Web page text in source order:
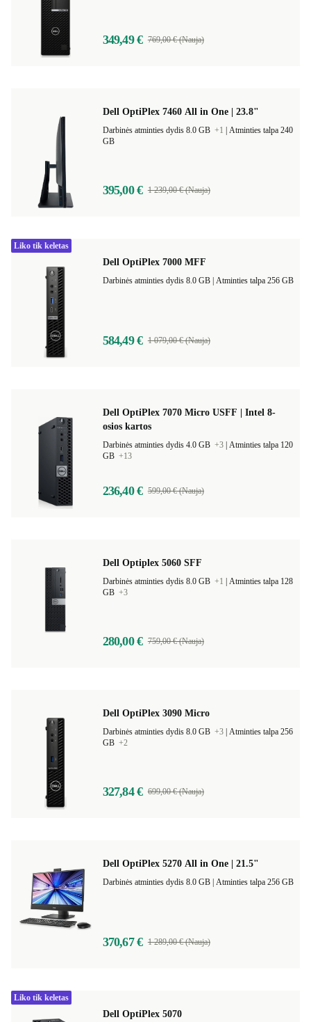
349,49 € 769,00 € (Nauja)
Dell OptiPlex 7460 All in One | 23.8"
Darbinės atminties dydis 8.0 GB +1
Atminties talpa 240
GB
395,00 € 1 239,00 € (Nauja)
Dell OptiPlex 7000 MFF
Atminties talpa 256 GB
584,49 € 1 079,00 € (Nauja)
Liko tik keletas
Dell OptiPlex 7070 Micro USFF | Intel 8-
osios kartos
Darbinės atminties dydis 4.0 GB +3 Atminties talpa 120
GB +13
236,40 € 599,00 € (Nauja)
Dell Optiplex 5060 SFF
Darbinės atminties dydis 8.0 GB +1
Atminties talpa 128
GB +3
280,00 € 759,00 € (Nauja)
Dell OptiPlex 3090 Micro
Darbinės atminties dydis 8.0 GB +3 Atminties talpa 256
GB +2
327,84 € 699,00 € (Nauja)
Dell OptiPlex 5270 All in One | 21.5"
Atminties talpa 256 GB
370,67 € 1 289,00 € (Nauja)
Dell OptiPlex 5070
Liko tik keletas